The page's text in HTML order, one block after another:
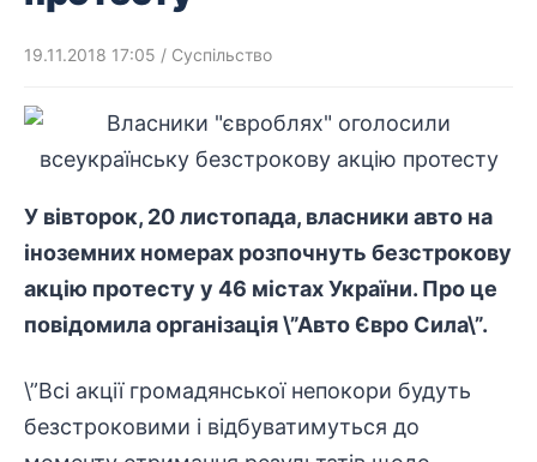
19.11.2018 17:05 / Суспільство
У вівторок, 20 листопада, власники авто на
іноземних номерах розпочнуть безстрокову
акцію протесту у 46 містах України. Про це
повідомила організація \”Авто Євро Сила\”.
\”Всі акції громадянської непокори будуть
безстроковими і відбуватимуться до